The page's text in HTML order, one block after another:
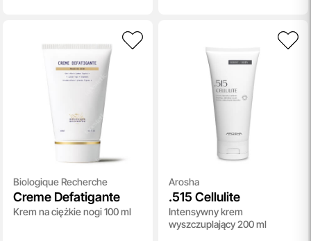
Biologique Recherche
Creme Defatigante
Krem na ciężkie nogi 100 ml
Arosha
.515 Cellulite
Intensywny krem
wyszczuplający 200 ml